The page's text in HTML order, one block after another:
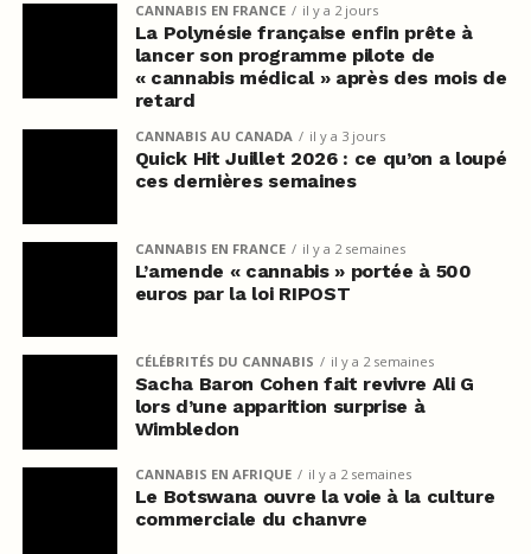
CANNABIS EN FRANCE il y a 2 jours
La Polynésie française enfin prête à
lancer son programme pilote de
« cannabis médical » après des mois de
retard
CANNABIS AU CANADA il y a 3 jours
Quick Hit Juillet 2026 : ce qu’on a loupé
ces dernières semaines
CANNABIS EN FRANCE il y a 2 semaines
L’amende « cannabis » portée à 500
euros par la loi RIPOST
CÉLÉBRITÉS DU CANNABIS il y a 2 semaines
Sacha Baron Cohen fait revivre Ali G
lors d’une apparition surprise à
Wimbledon
CANNABIS EN AFRIQUE il y a 2 semaines
Le Botswana ouvre la voie à la culture
commerciale du chanvre